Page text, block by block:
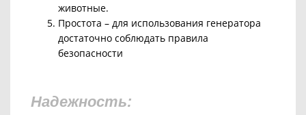
животные.
Простота – для использования генератора
достаточно соблюдать правила
безопасности
Надежность: